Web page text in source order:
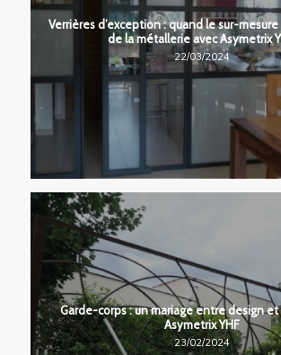
Verrières d’exception : quand le sur-
de la métallerie avec Asymetrix
22/03/2024
Garde-corps : un mariage entre design
Asymetrix YHF
23/02/2024